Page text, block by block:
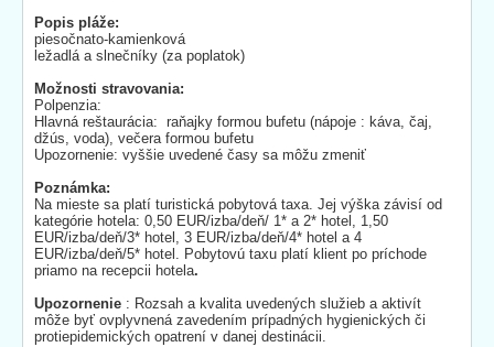
Popis pláže:
piesočnato-kamienková
ležadlá a slnečníky (za poplatok)
Možnosti stravovania:
Polpenzia:
Hlavná reštaurácia: raňajky formou bufetu (nápoje : káva, čaj,
džús, voda), večera formou bufetu
Upozornenie: vyššie uvedené časy sa môžu zmeniť
Poznámka:
Na mieste sa platí turistická pobytová taxa. Jej výška závisí od
kategórie hotela: 0,50 EUR/izba/deň/ 1* a 2* hotel, 1,50
EUR/izba/deň/3* hotel, 3 EUR/izba/deň/4* hotel a 4
EUR/izba/deň/5* hotel. Pobytovú taxu platí klient po príchode
priamo na recepcii hotela.
Upozornenie : Rozsah a kvalita uvedených služieb a aktivít
môže byť ovplyvnená zavedením prípadných hygienických či
protiepidemických opatrení v danej destinácii.